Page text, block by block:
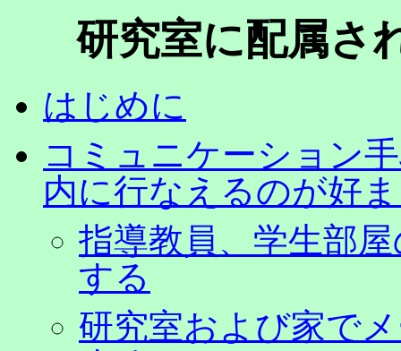
研究室に配属さ
はじめに
コミュニケーション
内に行なえるのが好
指導教員、学生部
する
研究室および家で